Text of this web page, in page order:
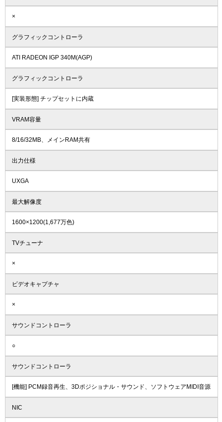
×
グラフィックコントローラ
ATI RADEON IGP 340M(AGP)
グラフィックコントローラ
[実装形態] チップセットに内蔵
VRAM容量
8/16/32MB、メインRAM共有
出力仕様
UXGA
最大解像度
1600×1200(1,677万色)
TVチューナ
×
ビデオキャプチャ
×
サウンドコントローラ
○
サウンドコントローラ
[機能] PCM録音再生、3Dポジショナル・サウンド、ソフトウェアMIDI音源
NIC